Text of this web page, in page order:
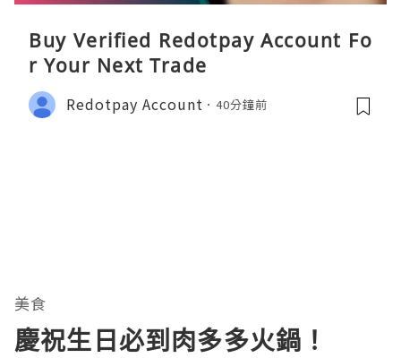
Buy Verified Redotpay Account Fo
r Your Next Trade
Redotpay Account 40分鐘前
美食
慶祝生日必到肉多多火鍋！